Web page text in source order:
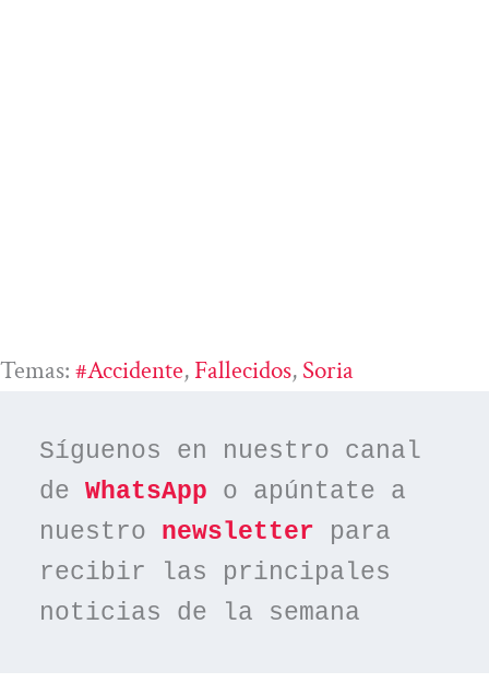
Temas: #accidente, Fallecidos, Soria
Síguenos en nuestro canal
de WhatsApp o apúntate a
nuestro newsletter para
recibir las principales
noticias de la semana